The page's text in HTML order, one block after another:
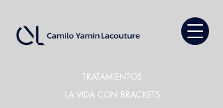
TRATAMIENTOS
LA VIDA CON BRACKETS